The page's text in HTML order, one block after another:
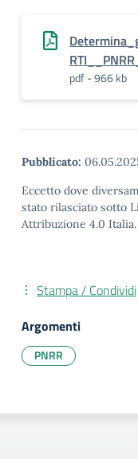
pdf - 966 kb
Pubblicato:
Eccetto dove
stato rilasciato sotto
Attribuzione 4.0 Italia.
Stampa / Condividi
Argomenti
PNRR